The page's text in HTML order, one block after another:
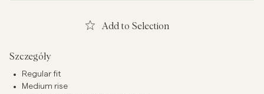
Add to Selection
Szczegóły
Regular fit
Medium rise